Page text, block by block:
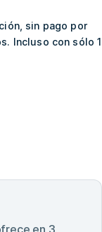
sin pago por
Incluso con sólo 1
en 3